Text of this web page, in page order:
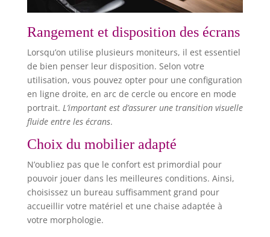
Rangement et disposition des écrans
Lorsqu’on utilise plusieurs moniteurs, il est essentiel
de bien penser leur disposition. Selon votre
utilisation, vous pouvez opter pour une configuration
en ligne droite, en arc de cercle ou encore en mode
portrait. L’important est d’assurer une transition visuelle
fluide entre les écrans.
Choix du mobilier adapté
N’oubliez pas que le confort est primordial pour
pouvoir jouer dans les meilleures conditions. Ainsi,
choisissez un bureau suffisamment grand pour
accueillir votre matériel et une chaise adaptée à
votre morphologie.